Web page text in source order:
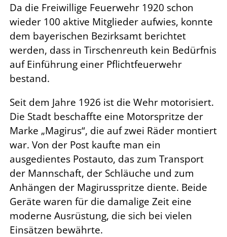
Da die Freiwillige Feuerwehr 1920 schon
wieder 100 aktive Mitglieder aufwies, konnte
dem bayerischen Bezirksamt berichtet
werden, dass in Tirschenreuth kein Bedürfnis
auf Einführung einer Pflichtfeuerwehr
bestand.
Seit dem Jahre 1926 ist die Wehr motorisiert.
Die Stadt beschaffte eine Motorspritze der
Marke „Magirus“, die auf zwei Räder montiert
war. Von der Post kaufte man ein
ausgedientes Postauto, das zum Transport
der Mannschaft, der Schläuche und zum
Anhängen der Magirusspritze diente. Beide
Geräte waren für die damalige Zeit eine
moderne Ausrüstung, die sich bei vielen
Einsätzen bewährte.